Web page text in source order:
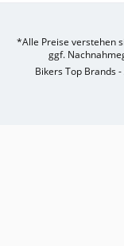
*Alle Preise verstehen
ggf.
Bikers Top Brands